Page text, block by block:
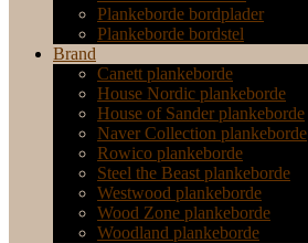
Plankeborde bordplader
Plankeborde bordstel
Brand
Canett plankeborde
House Nordic plankeborde
House of Sander plankeborde
Naver Collection plankeborde
Rowico plankeborde
Steel the Beast plankeborde
Westwood plankeborde
Wood Zone plankeborde
Woodland plankeborde